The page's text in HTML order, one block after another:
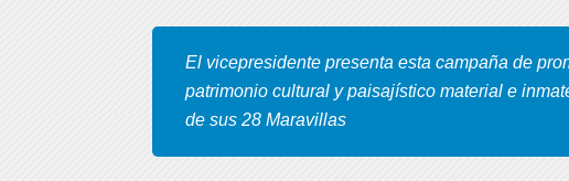
El vicepresidente presenta esta campaña de
patrimonio cultural y paisajístico material e
de sus 28 Maravillas